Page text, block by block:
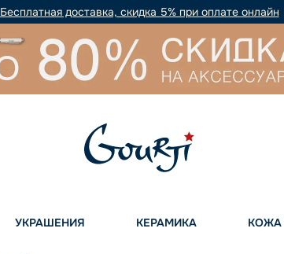
Бесплатная доставка, скидка 5% при оплате онлайн
УКРАШЕНИЯ КЕРАМИКА КОЖА